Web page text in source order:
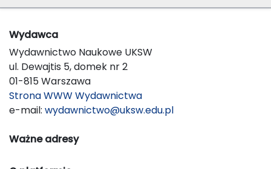
Wydawca
Wydawnictwo Naukowe UKSW
ul. Dewajtis 5, domek nr 2
01-815 Warszawa
Strona WWW Wydawnictwa
e-mail: wydawnictwo@uksw.edu.pl
Ważne adresy